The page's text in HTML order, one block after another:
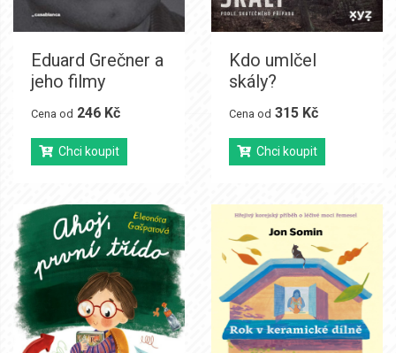
Eduard Grečner a
jeho filmy
Cena od 246 Kč
Chci koupit
Kdo umlčel
skály?
Cena od 315 Kč
Chci koupit